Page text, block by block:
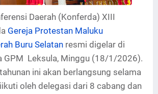
Daerah (Konferda) XIII
Gereja Protestan Maluku
Buru Selatan resmi digelar di
GPM Leksula, Minggu (18/1/2026).
ini akan berlangsung selama
oleh delegasi dari 8 cabang dan